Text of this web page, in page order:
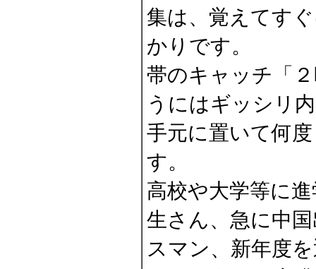
集は、覚えてす
かりです。
帯のキャッチ「
うにはギッシリ
手元に置いて何
す。
高校や大学等に
生さん、急に中
スマン、新年度